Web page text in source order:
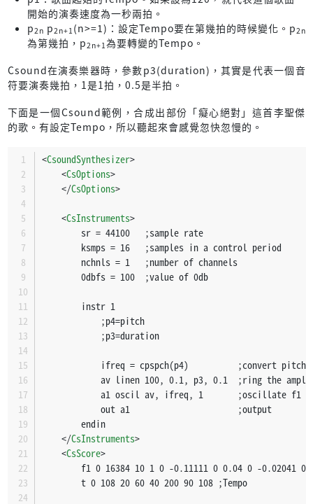
開始的演奏速度為一秒兩拍。
p2n p2n+1(n>=1)：設定Tempo要在第幾拍的時候變化。p2n
為第幾拍，p2n+1為要轉變的Tempo。
Csound在演奏樂器時，參數p3(duration)，其實是代表一個音
符要演奏幾拍，1是1拍，0.5是半拍。
下面是一個Csound範例，合成出部份「癡心絕對」這首李聖傑
的歌。有設定Tempo，所以聽起來會感覺忽快忽慢的。
<CsoundSynthesizer>
<CsOptions>
</CsOptions>
<CsInstruments>
		sr = 44100   ;sample rate
		ksmps = 16   ;samples in a control period
		nchnls = 1   ;number of channels
		0dbfs = 100  ;value of 0db
		instr 1
			;p4=pitch
			;p3=duration
ifreq = cpspch(p4)          ;convert pitch
av linen 100, 0.1, p3, 0.1  ;ring the
			a1 oscil av, ifreq, 1       ;oscillate f1
			out a1                      ;output
		endin
</CsInstruments>
<CsScore>
f1 0 16384 10 1 0 -0.11111 0 0.04 0 -0.02041
		t 0 108 20 60 40 200 90 108 ;Tempo